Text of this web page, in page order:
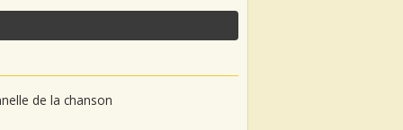
de la chanson